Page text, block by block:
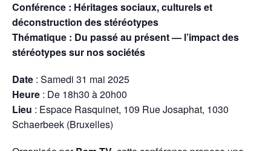
Conférence : Héritages sociaux, culturels et
déconstruction des stéréotypes
Thématique : Du passé au présent — l’impact des
stéréotypes sur nos sociétés
Date : Samedi 31 mai 2025
Heure : De 18h30 à 20h00
Lieu : Espace Rasquinet, 109 Rue Josaphat, 1030
Schaerbeek (Bruxelles)